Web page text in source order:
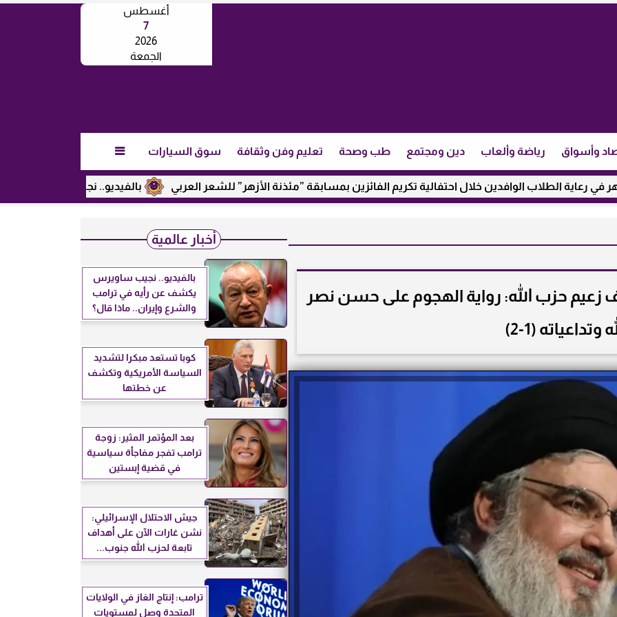
أغسطس
7
2026
الجمعة
وأسواق رياضة وألعاب دين ومجتمع طب وصحة تعليم وفن وثقافة سوق السيارات 
بالفيديو.. نجيب ساويرس يكشف عن رأيه الطلاب الوافدين خلال احتفالية تكريم الفائزين بمسابقة ”مئذنة الأزهر” للشعر العربي
زعيم حزب الله: رواية الهجوم على حسن نصر
وتداعياته (1-2)
أخبار عالمية
بالفيديو.. نجيب ساويرس
يكشف عن رأيه في ترامب
والشرع وإيران.. ماذا قال؟
كوبا تستعد مبكرا لتشديد
السياسة الأمريكية وتكشف
عن خطتها
بعد المؤتمر المثير: زوجة
ترامب تفجر مفاجأة سياسية
في قضية إبستين
جيش الاحتلال الإسرائيلي:
نشن غارات الآن على أهداف
تابعة لحزب الله جنوب...
ترامب: إنتاج الغاز في الولايات
المتحدة وصل لمستويات